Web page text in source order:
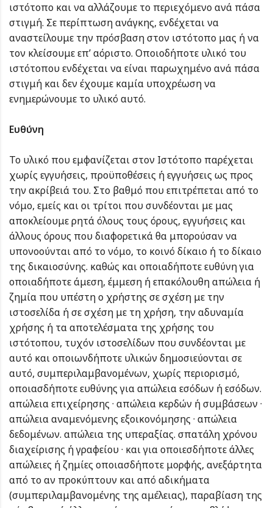
ιστότοπο και να αλλάζουμε το περιεχόμενο ανά πάσα
στιγμή. Σε περίπτωση ανάγκης, ενδέχεται να
αναστείλουμε την πρόσβαση στον ιστότοπο μας ή να
τον κλείσουμε επ’ αόριστο. Οποιοδήποτε υλικό του
ιστότοπου ενδέχεται να είναι παρωχημένο ανά πάσα
στιγμή και δεν έχουμε καμία υποχρέωση να
ενημερώνουμε το υλικό αυτό.
Ευθύνη
Το υλικό που εμφανίζεται στον Ιστότοπο παρέχεται
χωρίς εγγυήσεις, προϋποθέσεις ή εγγυήσεις ως προς
την ακρίβειά του. Στο βαθμό που επιτρέπεται από το
νόμο, εμείς και οι τρίτοι που συνδέονται με μας
αποκλείουμε ρητά όλους τους όρους, εγγυήσεις και
άλλους όρους που διαφορετικά θα μπορούσαν να
υπονοούνται από το νόμο, το κοινό δίκαιο ή το δίκαιο
της δικαιοσύνης. καθώς και οποιαδήποτε ευθύνη για
οποιαδήποτε άμεση, έμμεση ή επακόλουθη απώλεια ή
ζημία που υπέστη ο χρήστης σε σχέση με την
ιστοσελίδα ή σε σχέση με τη χρήση, την αδυναμία
χρήσης ή τα αποτελέσματα της χρήσης του
ιστότοπου, τυχόν ιστοσελίδων που συνδέονται με
αυτό και οποιωνδήποτε υλικών δημοσιεύονται σε
αυτό, συμπεριλαμβανομένων, χωρίς περιορισμό,
οποιασδήποτε ευθύνης για απώλεια εσόδων ή εσόδων.
απώλεια επιχείρησης · απώλεια κερδών ή συμβάσεων ·
απώλεια αναμενόμενης εξοικονόμησης · απώλεια
δεδομένων. απώλεια της υπεραξίας. σπατάλη χρόνου
διαχείρισης ή γραφείου · και για οποιεσδήποτε άλλες
απώλειες ή ζημίες οποιασδήποτε μορφής, ανεξάρτητα
από το αν προκύπτουν και από αδικήματα
(συμπεριλαμβανομένης της αμέλειας), παραβίαση της